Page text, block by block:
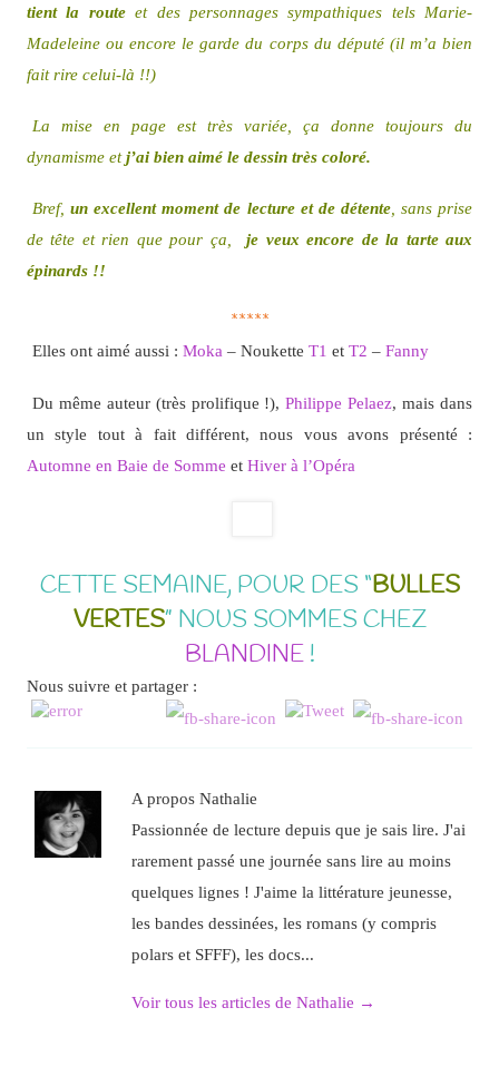
tient la routeet des personnages sympathiques tels Marie-
Madeleine ou encore le garde du corps du député (il m’a bien
fait rire celui-là !!)
La mise en page est très variée, ça donne toujours du
dynamisme etj’ai bien aimé le dessin très coloré.
Bref,un excellent moment de lecture et de détente, sans prise
de tête et rien que pour ça,je veux encore de la tarte aux
épinards !!
*****
Elles ont aimé aussi : Moka – Noukette T1 et T2 – Fanny
Du même auteur (très prolifique !),Philippe Pelaez, mais dans
un style tout à fait différent, nous vous avons présenté :
Automne en Baie de Somme et Hiver à l’Opéra
CETTE SEMAINE, POUR DES “BULLES
VERTES” NOUS SOMMES CHEZ
BLANDINE!
Nous suivre et partager :
A propos Nathalie
Passionnée de lecture depuis que je sais lire. J'ai
rarement passé une journée sans lire au moins
quelques lignes ! J'aime la littérature jeunesse,
les bandes dessinées, les romans (y compris
polars et SFFF), les docs...
Voir tous les articles de Nathalie →